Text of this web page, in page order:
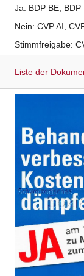
Ja BDP BE BDP
Nein CVPAI
Stimmfreigabe
Liste der